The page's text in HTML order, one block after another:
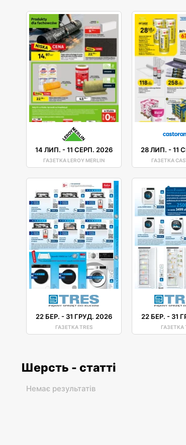
14 ЛИП. -11 СЕРП. 2026
ГАЗЕТКА LEROY MERLIN
28 ЛИП. -11
ГАЗЕТКА
22 БЕР. - 31 ГРУД. 2026
ГАЗЕТКА TRES
22 БЕР. - 31
ГАЗЕТКА
Шерсть - статті
Немає результатів